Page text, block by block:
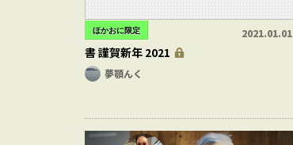
ほかおに限定 2021.01.01
書 謹賀新年 2021
夢顎んく